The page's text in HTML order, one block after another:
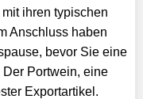
ihren typischen
Anschluss haben
bevor Sie eine
Portwein, eine
Exportartikel.